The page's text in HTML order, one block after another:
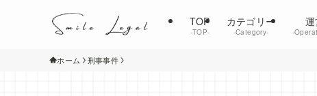
TOP
‐TOP‐
カテゴリー
‐Category‐
ホーム 刑事事件